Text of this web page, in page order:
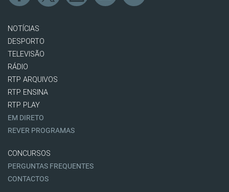
NOTÍCIAS
DESPORTO
TELEVISÃO
RÁDIO
RTP ARQUIVOS
RTP ENSINA
RTP PLAY
EM DIRETO
REVER PROGRAMAS
CONCURSOS
PERGUNTAS FREQUENTES
CONTACTOS